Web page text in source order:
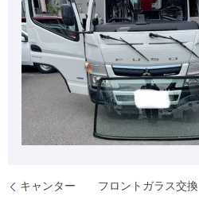
キャンター フロントガラス交換